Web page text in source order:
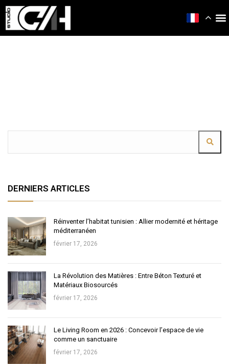
DERNIERS ARTICLES
Réinventer l’habitat tunisien : Allier modernité et héritage
méditerranéen
février 17, 2026
La Révolution des Matières : Entre Béton Texturé et
Matériaux Biosourcés
février 17, 2026
Le Living Room en 2026 : Concevoir l’espace de vie
comme un sanctuaire
février 17, 2026